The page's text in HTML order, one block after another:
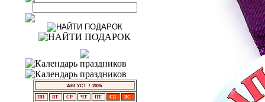
АВГУСТ / 2026
ПН ВТ СР ЧТ ПТ СБ ВС